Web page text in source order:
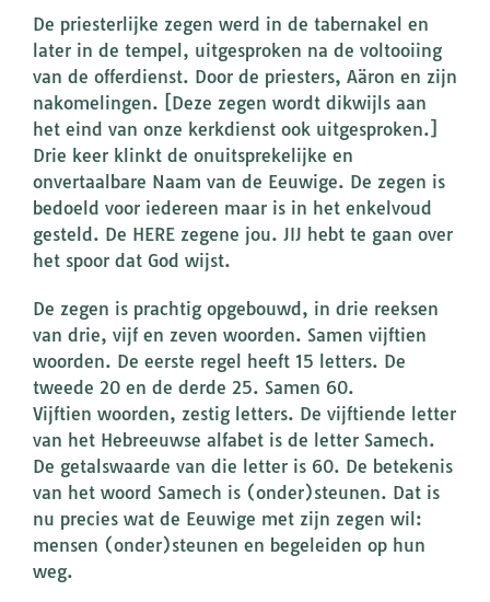
De priesterlijke zegen werd in de tabernakel en
later in de tempel, uitgesproken na de voltooiing
van de offerdienst. Door de priesters, Aäron en zijn
nakomelingen. [Deze zegen wordt dikwijls aan
het eind van onze kerkdienst ook uitgesproken.]
Drie keer klinkt de onuitsprekelijke en
onvertaalbare Naam van de Eeuwige. De zegen is
bedoeld voor iedereen maar is in het enkelvoud
gesteld. De HERE zegene jou. JIJ hebt te gaan over
het spoor dat God wijst.
De zegen is prachtig opgebouwd, in drie reeksen
van drie, vijf en zeven woorden. Samen vijftien
woorden. De eerste regel heeft 15 letters. De
tweede 20 en de derde 25. Samen 60.
Vijftien woorden, zestig letters. De vijftiende letter
van het Hebreeuwse alfabet is de letter Samech.
De getalswaarde van die letter is 60. De betekenis
van het woord Samech is (onder)steunen. Dat is
nu precies wat de Eeuwige met zijn zegen wil:
mensen (onder)steunen en begeleiden op hun
weg.